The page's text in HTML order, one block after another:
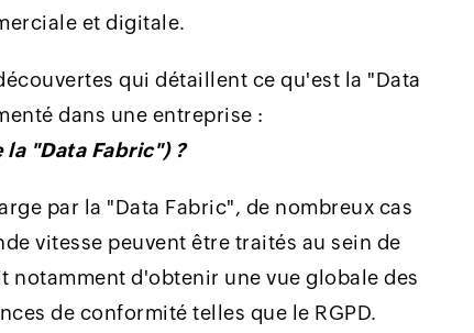
et digitale.
qui détaillent ce qu'est la "Data
dans une entreprise :
"Data Fabric") ?
par la "Data Fabric", de nombreux cas
vitesse peuvent être traités au sein de
d'obtenir une vue globale des
de conformité telles que le RGPD.